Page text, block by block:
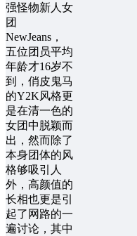
强怪物新人女
团
NewJeans，
五位团员平均
年龄才16岁不
到，俏皮鬼马
的Y2K风格更
是在清一色的
女团中脱颖而
出，然而除了
本身团体的风
格够吸引人
外，高颜值的
长相也更是引
起了网路的一
遍讨论，其中